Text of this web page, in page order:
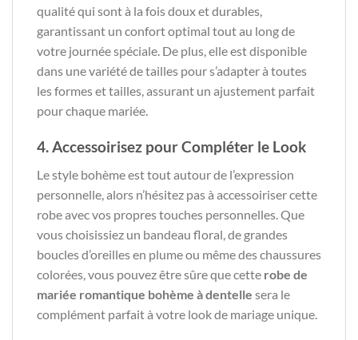
qualité qui sont à la fois doux et durables,
garantissant un confort optimal tout au long de
votre journée spéciale. De plus, elle est disponible
dans une variété de tailles pour s’adapter à toutes
les formes et tailles, assurant un ajustement parfait
pour chaque mariée.
4. Accessoirisez pour Compléter le Look
Le style bohème est tout autour de l’expression
personnelle, alors n’hésitez pas à accessoiriser cette
robe avec vos propres touches personnelles. Que
vous choisissiez un bandeau floral, de grandes
boucles d’oreilles en plume ou même des chaussures
colorées, vous pouvez être sûre que cette robe de
mariée romantique bohème à dentelle sera le
complément parfait à votre look de mariage unique.